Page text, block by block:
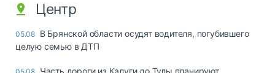
Центр
05.08 В Брянской области осудят водителя, погубившего
целую семью в ДТП
Часть дороги из Калуги до Тулы планируют